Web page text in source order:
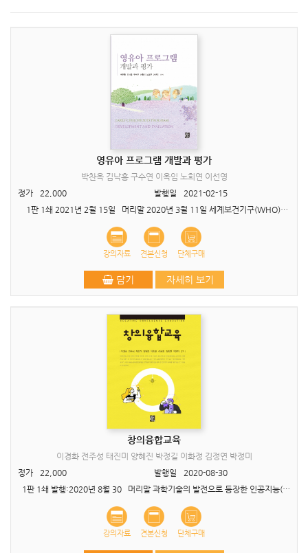
영유아 프로그램 개발과 평가
박찬옥 김낙흥 구수연 이옥임 노희연 이선영
정가
22,000 발행일
2021-02-15
1판 1쇄 2021년 2월 15일 머리말 2020년 3월 11일 세계보건기구(WHO)가 코로나19에 대해 팬데믹을 선언할 정도로, 이제 전염병은 전세계 모든 사람의 생명을 위협하고 있..
강의자료 견본신청 단체구매
담기 자세히 보기
창의융합교육
이경화 전주성 태진미 양혜진 박정길 이화정 김정연 박정미
정가
22,000 발행일
2020-08-30
1판 1쇄 발행:2020년 8월 30 머리말 과학기술의 발전으로 등장한 인공지능(AI)은 우리가 생각하고 원하는 대로의 삶을 영위할 수 있도록 도움을 주어 인간의 삶을 풍요롭게 만들기..
강의자료 견본신청 단체구매